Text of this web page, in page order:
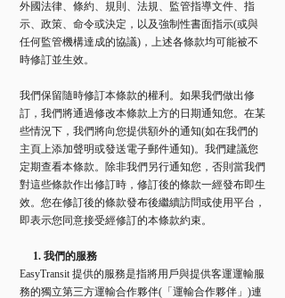
外國法律、條約、規則、法規、監管指導文件、指
示、政策、命令或決定，以及強制性書面指示(或與
任何監管機構達成的協議)，上述各條款均可能被不
時修訂並生效。
我們保留隨時修訂本條款的權利。如果我們做出修
訂，我們將通過修改本條款上方的日期通知您。在某
些情況下，我們將向您提供額外的通知(如在我們的
主頁上添加聲明或發送電子郵件通知)。我們建議您
定期查看本條款。除非我們另行通知您，否則當我們
對這些條款作出修訂時，修訂後的條款一經發布即生
效。您在修訂後的條款發布後繼續訪問或使用平台，
即表示您同意接受經修訂的本條款約束。
1. 我們的服務
EasyTransit 提供的服務是指將用戶與提供客運運輸服
務的獨立第三方運輸合作夥伴(「運輸合作夥伴」)連